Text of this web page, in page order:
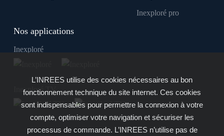
Inexploré pro
Nos applications
Inexploré
Inexploré TV
L’INREES utilise des cookies nécessaires au bon
fonctionnement technique du site internet. Ces cookies
sont indispensables pour permettre la connexion à votre
compte, optimiser votre navigation et sécuriser les
processus de commande. L’INREES n’utilise pas de